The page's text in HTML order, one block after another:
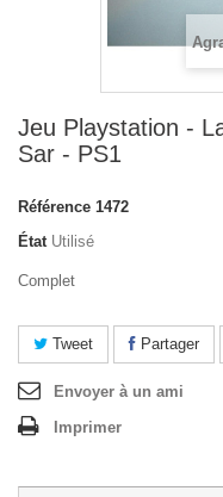
Jeu Playstation -
Sar - PS1
Référence 1472
État Utilisé
Complet
Tweet Partager
Envoyer à un ami
Imprimer